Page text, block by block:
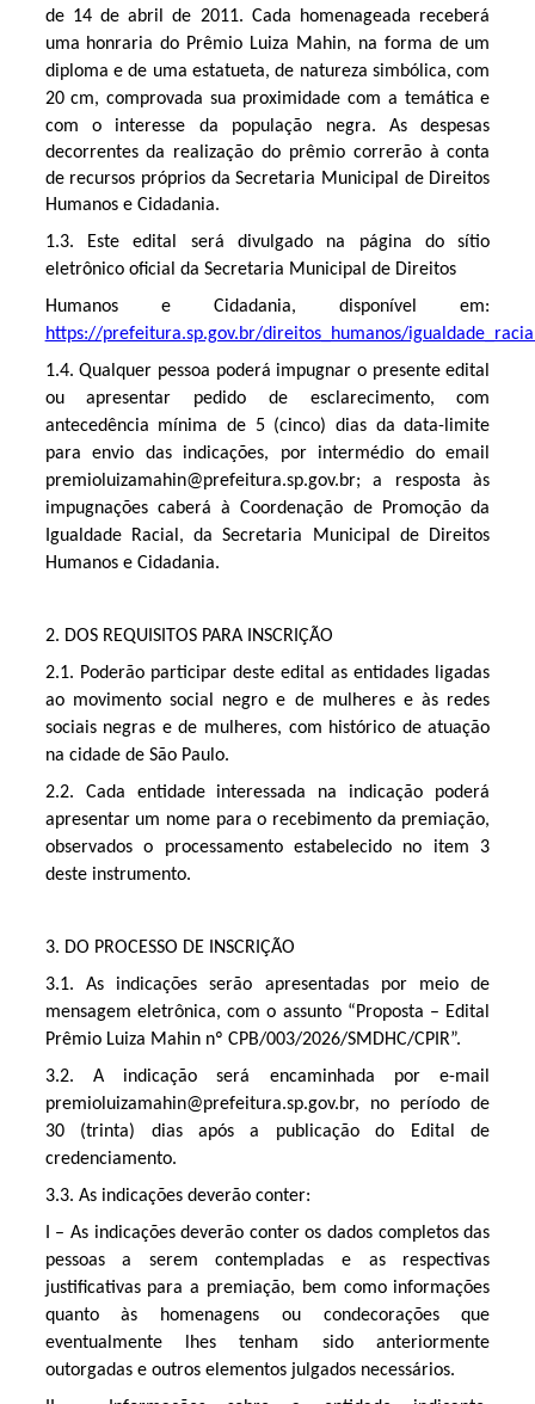
de 14 de abril de 2011. Cada homenageada receberá
uma honraria do Prêmio Luiza Mahin, na forma de um
diploma e de uma estatueta, de natureza simbólica, com
20 cm, comprovada sua proximidade com a temática e
com o interesse da população negra. As despesas
decorrentes da realização do prêmio correrão à conta
de recursos próprios da Secretaria Municipal de Direitos
Humanos e Cidadania.
1.3. Este edital será divulgado na página do sítio
eletrônico oficial da Secretaria Municipal de Direitos
https://prefeitura.sp.gov.br/direitos_humanos/
1.4. Qualquer pessoa poderá impugnar o presente edital
ou apresentar pedido de esclarecimento, com
antecedência mínima de 5 (cinco) dias da data-limite
para envio das indicações, por intermédio do email
premioluizamahin@prefeitura.sp.gov.br; a resposta às
impugnações caberá à Coordenação de Promoção da
Igualdade Racial, da Secretaria Municipal de Direitos
Humanos e Cidadania.
2. DOS REQUISITOS PARA INSCRIÇÃO
2.1. Poderão participar deste edital as entidades ligadas
ao movimento social negro e de mulheres e às redes
sociais negras e de mulheres, com histórico de atuação
na cidade de São Paulo.
2.2. Cada entidade interessada na indicação poderá
apresentar um nome para o recebimento da premiação,
observados o processamento estabelecido no item 3
deste instrumento.
3. DO PROCESSO DE INSCRIÇÃO
3.1. As indicações serão apresentadas por meio de
mensagem eletrônica, com o assunto “Proposta – Edital
Prêmio Luiza Mahin nº CPB/003/2026/SMDHC/CPIR”.
premioluizamahin@prefeitura.sp.gov.br, no período de
30 (trinta) dias após a publicação do Edital de
credenciamento.
3.3. As indicações deverão conter:
I – As indicações deverão conter os dados completos das
pessoas a serem contempladas e as respectivas
justificativas para a premiação, bem como informações
quanto às homenagens ou condecorações que
eventualmente lhes tenham sido anteriormente
outorgadas e outros elementos julgados necessários.